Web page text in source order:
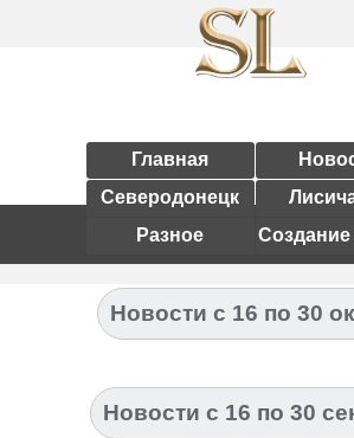
Главная
Северодонецк
Разное
Создание
Новости с 16 по 30
Новости с 16 по 30